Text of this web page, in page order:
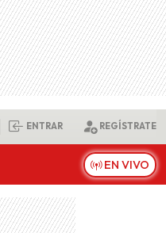
ENTRAR REGÍSTRATE
EN VIVO